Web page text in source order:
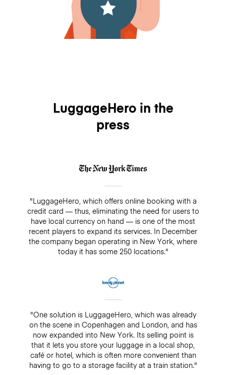
LuggageHero in the
press
"LuggageHero, which offers online booking with a
credit card — thus, eliminating the need for users to
have local currency on hand — is one of the most
recent players to expand its services. In December
the company began operating in New York, where
today it has some 250 locations."
"One solution is LuggageHero, which was already
on the scene in Copenhagen and London, and has
now expanded into New York. Its selling point is
that it lets you store your luggage in a local shop,
café or hotel, which is often more convenient than
having to go to a storage facility at a train station."